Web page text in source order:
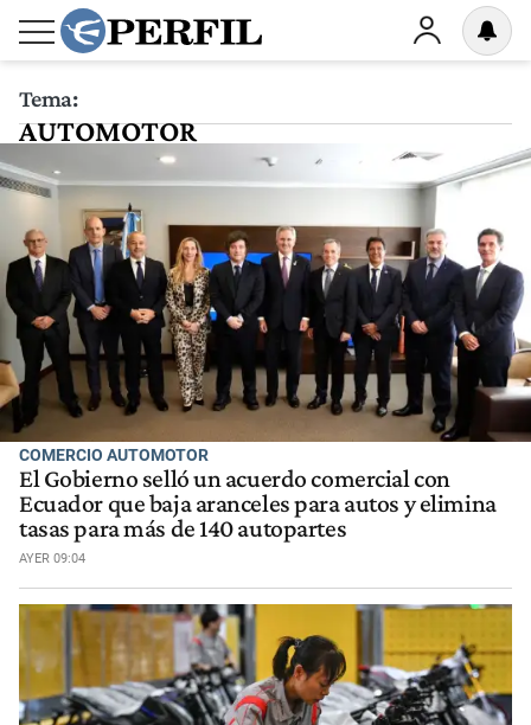
Tema:
AUTOMOTOR
COMERCIO AUTOMOTOR
El Gobierno selló un acuerdo comercial con
Ecuador que baja aranceles para autos y elimina
tasas para más de 140 autopartes
AYER 09:04